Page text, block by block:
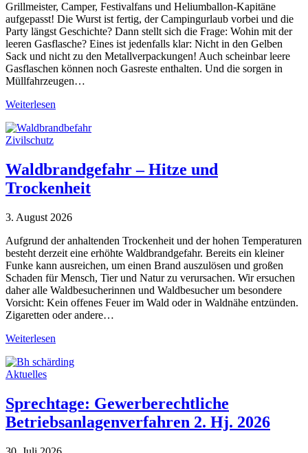
Grillmeister, Camper, Festivalfans und Heliumballon-Kapitäne
aufgepasst! Die Wurst ist fertig, der Campingurlaub vorbei und die
Party längst Geschichte? Dann stellt sich die Frage: Wohin mit der
leeren Gasflasche? Eines ist jedenfalls klar: Nicht in den Gelben
Sack und nicht zu den Metallverpackungen! Auch scheinbar leere
Gasflaschen können noch Gasreste enthalten. Und die sorgen in
Müllfahrzeugen…
Weiterlesen
Zivilschutz
Waldbrandgefahr – Hitze und
Trockenheit
3. August 2026
Aufgrund der anhaltenden Trockenheit und der hohen Temperaturen
besteht derzeit eine erhöhte Waldbrandgefahr. Bereits ein kleiner
Funke kann ausreichen, um einen Brand auszulösen und großen
Schaden für Mensch, Tier und Natur zu verursachen. Wir ersuchen
daher alle Waldbesucherinnen und Waldbesucher um besondere
Vorsicht: Kein offenes Feuer im Wald oder in Waldnähe entzünden.
Zigaretten oder andere…
Weiterlesen
Aktuelles
Sprechtage: Gewerberechtliche
Betriebsanlagenverfahren 2. Hj. 2026